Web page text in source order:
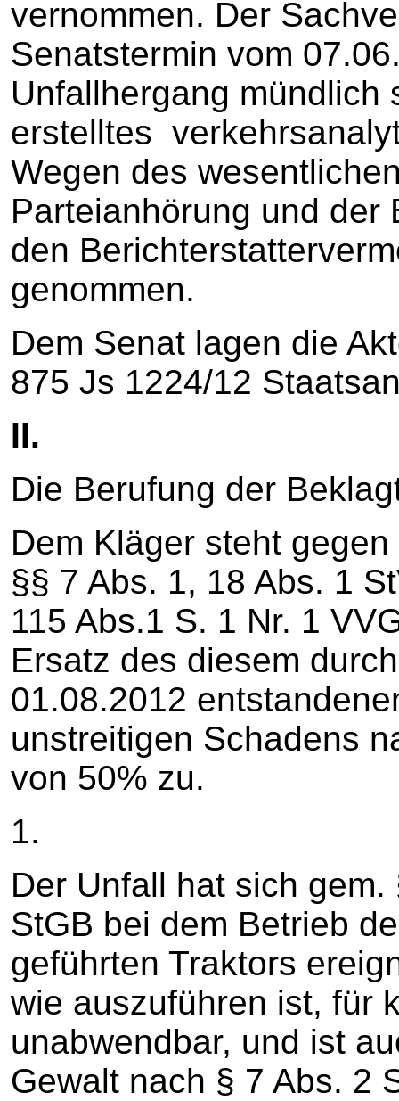
vernommen. Der
Senatstermin vom
Unfallhergang mündlich
erstelltes
Wegen des
Parteianhörung und der
den
genommen.
Dem Senat lagen die
875 Js 1224/12
II.
Die Berufung der
Dem Kläger steht
§§ 7 Abs. 1, 18 Abs. 1
115 Abs.1 S. 1 Nr. 1
Ersatz des diesem
01.08.2012
unstreitigen Schadens
von 50% zu.
1.
Der Unfall hat sich
StGB bei dem Betrieb
geführten Traktors
wie auszuführen ist, für
unabwendbar, und ist
Gewalt nach § 7 Abs. 2